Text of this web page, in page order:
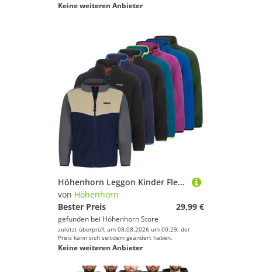
Keine weiteren Anbieter
Höhenhorn Leggon Kinder Fleece Jacke Jungen Mädchen Full Zip Outdoor Freizeit 164 TÃ¼rkis/GrÃ¼n
von Höhenhorn
Bester Preis
29,99 €
gefunden bei Höhenhorn Store
zuletzt überprüft am 08.08.2026 um 00:29; der
Preis kann sich seitdem geändert haben.
Keine weiteren Anbieter